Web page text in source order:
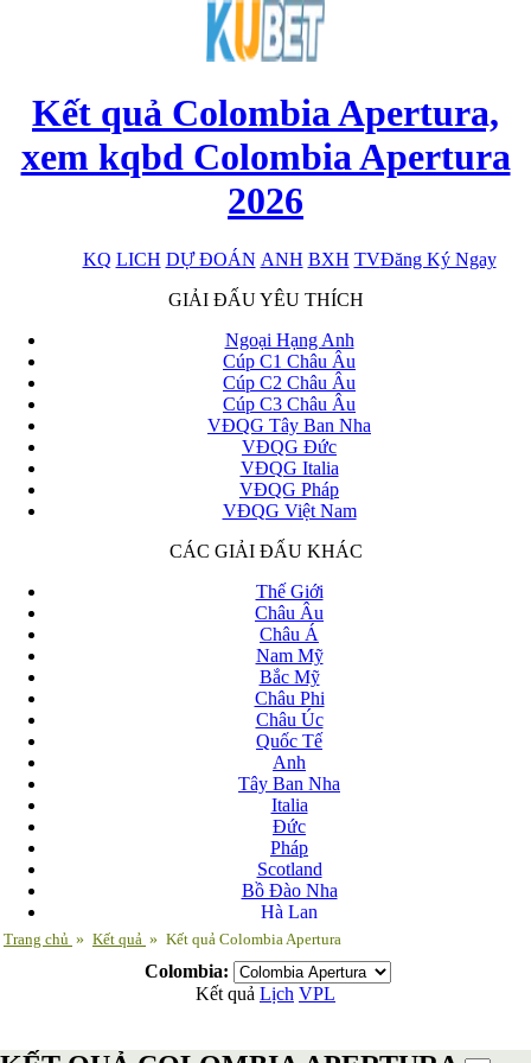
Kết quả Colombia Apertura,
xem kqbd Colombia Apertura
2026
KQ LICH DỰ ĐOÁN ANH BXH TVĐăng Ký Ngay
x
GIẢI ĐẤU YÊU THÍCH
Ngoại Hạng Anh
Cúp C1 Châu Âu
Cúp C2 Châu Âu
Cúp C3 Châu Âu
VĐQG Tây Ban Nha
VĐQG Đức
VĐQG Italia
VĐQG Pháp
VĐQG Việt Nam
CÁC GIẢI ĐẤU KHÁC
Thế Giới
Châu Âu
Châu Á
Nam Mỹ
Bắc Mỹ
Châu Phi
Châu Úc
Quốc Tế
Anh
Tây Ban Nha
Italia
Đức
Pháp
Scotland
Bồ Đào Nha
Hà Lan
Nga
Albania
Andorra
Armenia
Trang chủ » Kết quả » Kết quả Colombia Apertura
Colombia:
Kết quả Lịch VPL